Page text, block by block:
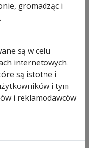
drzwi PPoż H8-5
gromadząc i
są w celu
internetowych.
są istotne i
i tym
i reklamodawców